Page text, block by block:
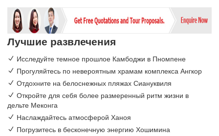
Лучшие развлечения
Исследуйте темное прошлое Камбоджи в Пномпене
Прогуляйтесь по невероятным храмам комплекса Ангкор
Отдохните на белоснежных пляжах Сиануквиля
Откройте для себя более размеренный ритм жизни в
дельте Меконга
Наслаждайтесь атмосферой Ханоя
Погрузитесь в бесконечную энергию Хошимина